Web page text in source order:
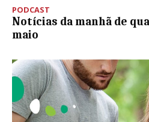
PODCAST
Notícias da manhã de
maio